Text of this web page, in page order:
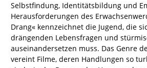
Selbstfindung, Identitätsbildung und
Herausforderungen des
Drang« kennzeichnet die Jugend, die
drängenden Lebensfragen und
auseinandersetzen muss. Das Genre
vereint Filme, deren Handlungen so